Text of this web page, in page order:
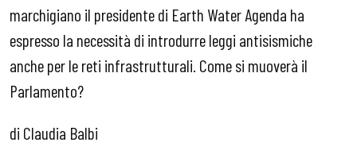
marchigiano il presidente di Earth Water Agenda ha
espresso la necessità di introdurre leggi antisismiche
anche per le reti infrastrutturali. Come si muoverà il
Parlamento?
di Claudia Balbi